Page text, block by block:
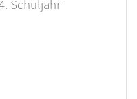
Schuljahr